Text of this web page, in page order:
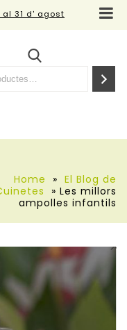
31 d' agost
Home » El Blog de
» Les millors
ampolles infantils